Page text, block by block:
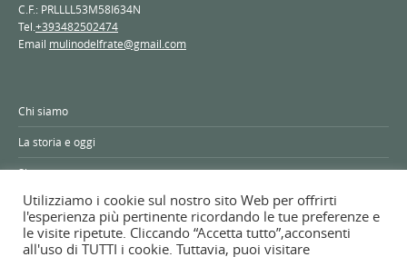
C.F.: PRLLLL53M58I634N
Tel. +393482502474
Email mulinodelfrate@gmail.com
Chi siamo
La storia e oggi
Shop
Contatti
Utilizziamo i cookie sul nostro sito Web per offrirti
l'esperienza più pertinente ricordando le tue preferenze e
le visite ripetute. Cliccando “Accetta tutto”,acconsenti
all'uso di TUTTI i cookie. Tuttavia, puoi visitare